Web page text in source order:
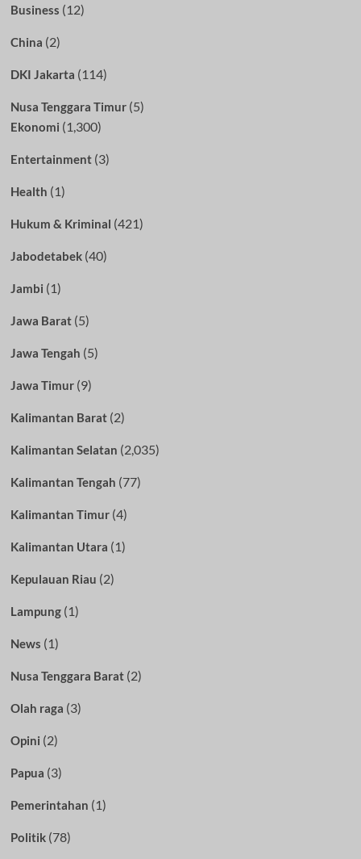
Business (12)
China (2)
DKI Jakarta (114)
Nusa Tenggara Timur(5)
Ekonomi (1,300)
Entertainment(3)
Health (1)
Hukum & Kriminal (421)
Jabodetabek(40)
Jambi (1)
Jawa Barat(5)
Jawa Tengah (5)
Jawa Timur(9)
Kalimantan Barat(2)
Kalimantan Selatan (2,035)
Kalimantan Tengah (77)
Kalimantan Timur(4)
Kalimantan Utara (1)
Kepulauan Riau (2)
Lampung(1)
News (1)
Nusa Tenggara Barat(2)
Olah raga (3)
Opini (2)
Papua (3)
Pemerintahan (1)
Politik(78)